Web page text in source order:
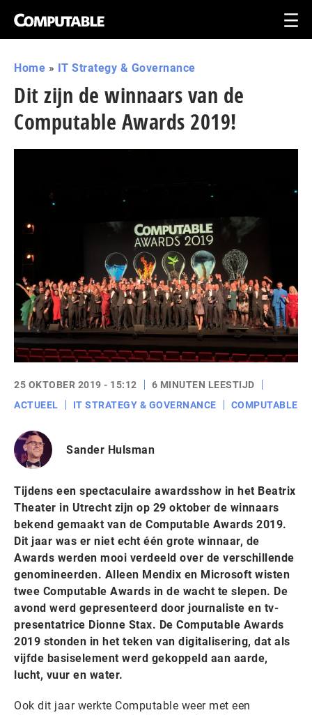
Home » IT Strategy & Governance
Dit zijn de winnaars van de
Computable Awards 2019!
25 OKTOBER 2019 - 15:12
6 MINUTEN LEESTIJD
ACTUEEL
IT STRATEGY & GOVERNANCE COMPUTABLE
Sander Hulsman
Tijdens een spectaculaire awardsshow in het Beatrix
Theater in Utrecht zijn op 29 oktober de winnaars
bekend gemaakt van de Computable Awards 2019.
Dit jaar was er niet echt één grote winnaar, de
Awards werden mooi verdeeld over de verschillende
genomineerden. Alleen Mendix en Microsoft wisten
twee Computable Awards in de wacht te slepen. De
avond werd gepresenteerd door journaliste en tv-
presentatrice Dionne Stax. De Computable Awards
2019 stonden in het teken van digitalisering, dat als
vijfde basiselement werd gekoppeld aan aarde,
lucht, vuur en water.
Ook dit jaar werkte Computable weer met een